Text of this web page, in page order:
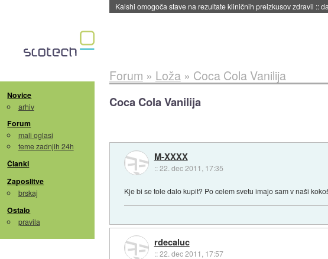
Sandisk že prodal več kot polovico SSD-jev za naslednji dve leti::
Novice
arhiv
Forum
mali oglasi
teme zadnjih 24h
Članki
Zaposlitve
brskaj
Ostalo
pravila
Forum » Loža» Coca Cola Vanilija
Coca Cola Vanilija
M-XXXX
::22. dec 2011, 17:35
Kje bi se tole dalo kupit? Po celem svetu imajo sam v naši
rdecaluc
::22. dec 2011, 17:57